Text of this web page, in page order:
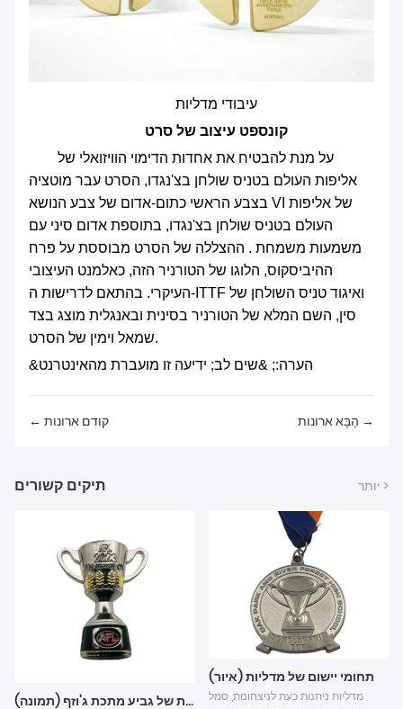
עיבודי מדליות
קונספט עיצוב של סרט
אליפות העולם בטניס שולחן בצ'נגדו, הסרט עבר מוטציה
בצבע הראשי כתום-אדום של צבע הנושא VI של אליפות
העולם בטניס שולחן בצ'נגדו, בתוספת אדום סיני עם
משמעות משמחת . ההצללה של הסרט מבוססת על פרח
ההיביסקוס, הלוגו של הטורניר הזה, כאלמנט העיצובי
העיקרי. בהתאם לדרישות ה-ITTF ואיגוד טניס השולחן של
סין, השם המלא של הטורניר בסינית ובאנגלית מוצג בצד
שמאל וימין של הסרט.
&הערה:; &שים לב; ידיעה זו מועברת מהאינטרנט
← קודם ארונות הַבָּא ארונות →
תיקים קשורים יותר >
מארז מותאם אישית של גביע מתכת ג'וזף (תמונה)
תחומי יישום של מדליות (איור)
מדליות ניתנות כעת לניצחונות, סמל